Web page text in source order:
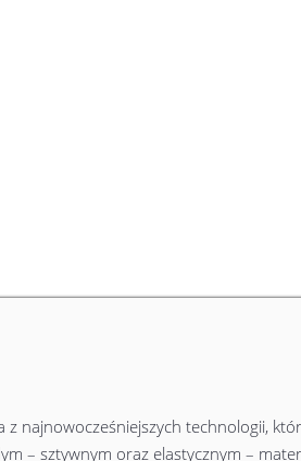
najnowocześniejszych technologii,
– sztywnym oraz elastycznym –